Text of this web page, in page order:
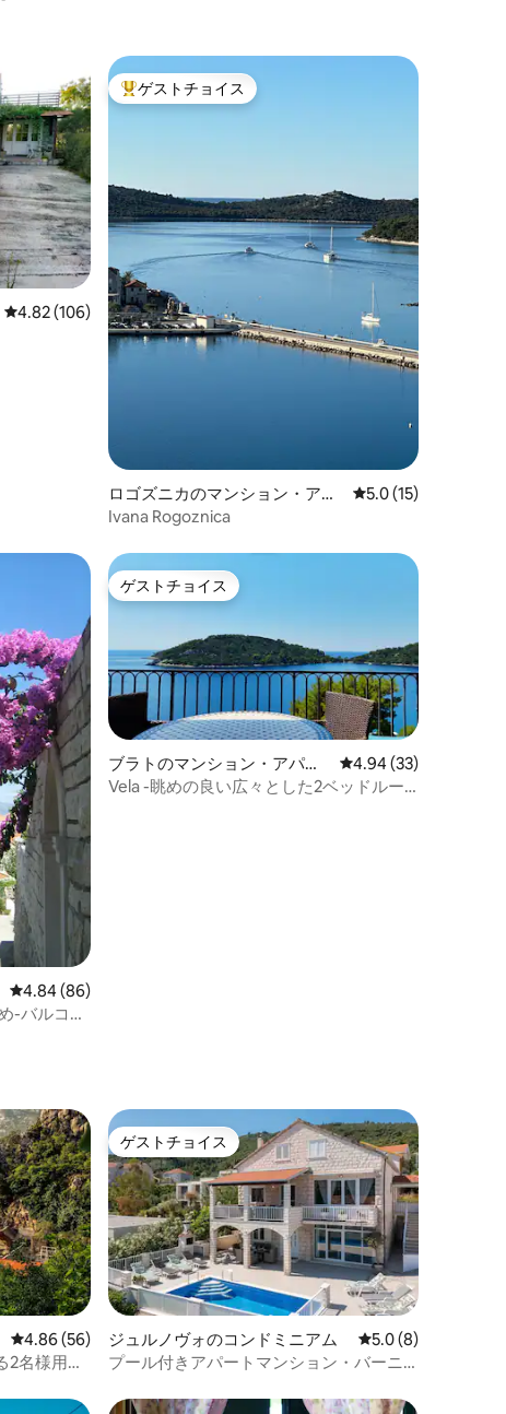
レビュー106件、5つ星中4.82つ星の平均評価
4.82 (106)
大好評のゲストチョイスです。
ゲストチョイス
ロゴズニカのマンション・アパ
ート
レビュー15件、5つ
5.0 (15)
Ivana Rogoznica
レビュー86件、5つ星中4.84つ星の平均評価
4.84 (86)
-バルコニ
ゲストチョイス
ゲストチョイス
ブラトのマンション・アパー
ト
レビュー33件、5つ星
4.94 (33)
Vela -眺めの良い広々とした2ベッドルー
レビュー56件、5つ星中4.86つ星の平均評価
4.86 (56)
2名様用の
ゲストチョイス
ゲストチョイス
ジュルノヴォのコンドミニアム レビュー8件、5つ
5.0 (8)
プール付きアパートマンション・バーニ